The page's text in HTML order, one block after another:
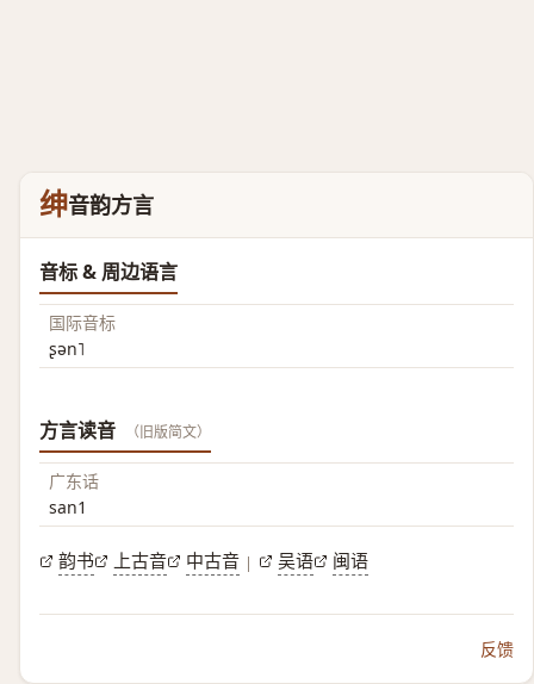
绅音韵方言
音标 & 周边语言
国际音标
ʂən˥
方言读音 （旧版简文）
广东话
san1
韵书 上古音 中古音 | 吴语 闽语
反馈